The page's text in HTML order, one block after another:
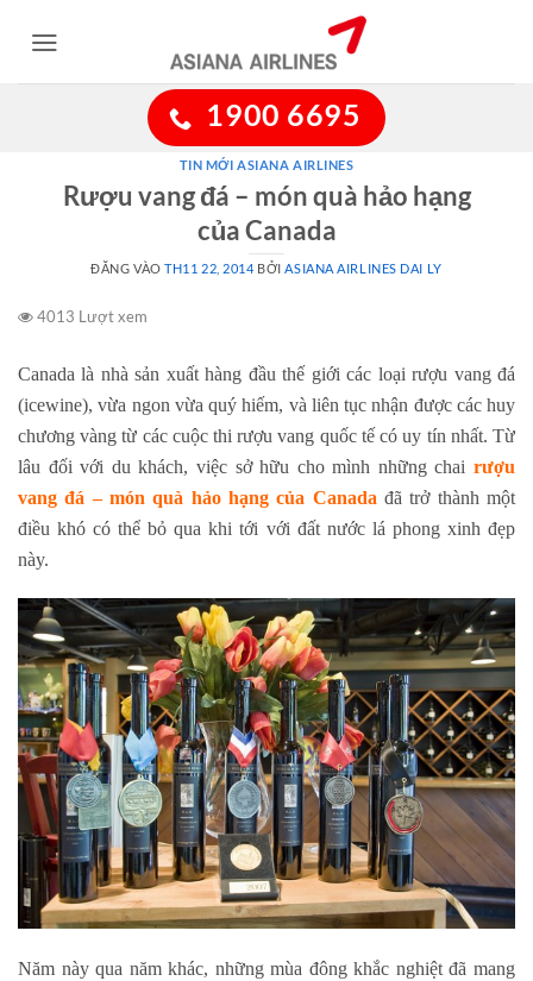
1900 6695
TIN MỚI ASIANA AIRLINES
Rượu vang đá – món quà hảo hạng
của Canada
ĐĂNG VÀOTH11 22, 2014 BỞI ASIANA AIRLINES DAI LY
4013 Lượt xem
Canada là nhà sản xuất hàng đầu thế giới các loại rượu vang đá
(icewine), vừa ngon vừa quý hiếm, và liên tục nhận được các huy
chương vàng từ các cuộc thi rượu vang quốc tế có uy tín nhất. Từ
lâu đối với du khách, việc sở hữu cho mình những chai rượu
vang đá – món quà hảo hạng của Canada đã trở thành một
điều khó có thể bỏ qua khi tới với đất nước lá phong xinh đẹp
này.
Năm này qua năm khác, những mùa đông khắc nghiệt đã mang